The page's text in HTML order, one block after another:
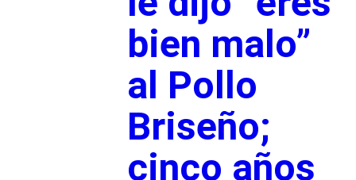
bien malo”
al Pollo
Briseño;
cinco años